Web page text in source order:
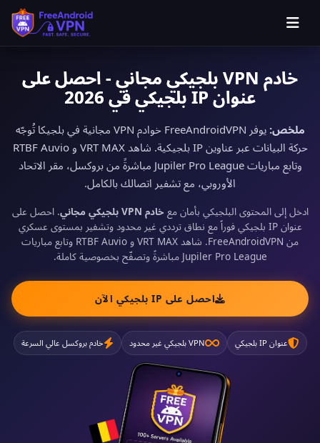
خادم VPN بلجيكي مجاني - احصل على
عنوان IP بلجيكي في 2026
ملخص:
يوفر FreeAndroidVPN خوادم VPN مجانية في بلجيكا تُوجّه
حركة البيانات عبر عناوين IP بلجيكية. شاهد VRT MAX و RTBF Auvio
وتابع مباريات Jupiler Pro League مباشرةً من بروكسل، مقر الاتحاد
الأوروبي، مع تشفير اتصالك بالكامل.
ادخل إلى المحتوى البلجيكي بأمان مع خادم VPN بلجيكي مجاني
. احصل على
عنوان IP بلجيكي فوراً مع نطاق ترددي غير محدود وتشفير بمستوى عسكري
من FreeAndroidVPN. شاهد VRT MAX و RTBF Auvio وتابع مباريات
Jupiler Pro League مباشرةً وتصفّح بخصوصية كاملة.
احصل على IP بلجيكي الآن
عنوان IP بلجيكي VPN بلجيكي غير محدود خادم بروكسل عالي السرعة